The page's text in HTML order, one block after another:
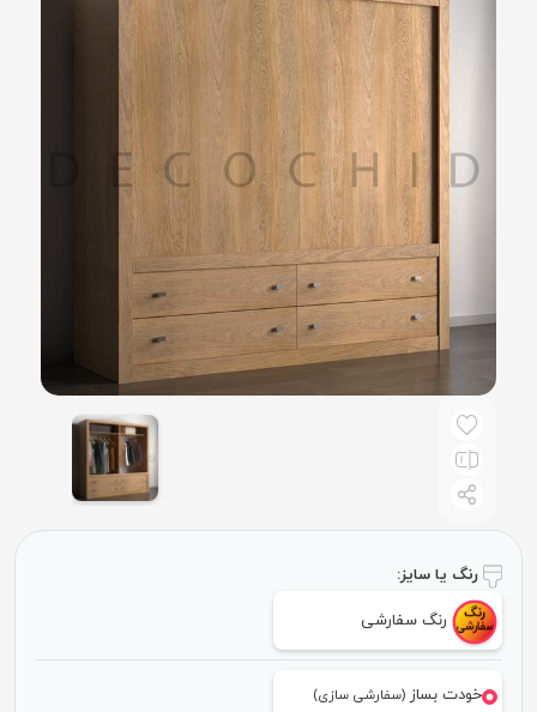
رنگ یا سایز:
رنگ سفارشی
خودت بساز(سفارشی سازی)